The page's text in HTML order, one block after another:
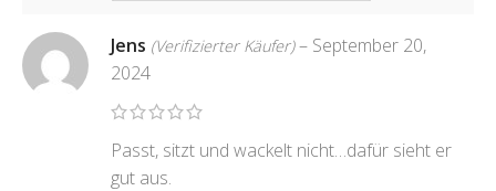
Jens (Verifizierter Käufer) – September 20,
2024
Passt, sitzt und wackelt nicht…dafür sieht er
gut aus.